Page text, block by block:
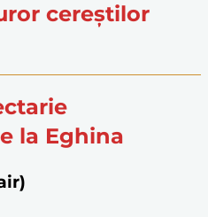
cereștilor
la Eghina